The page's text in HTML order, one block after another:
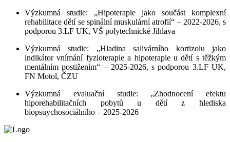
Výzkumná studie: „Hipoterapie jako součást komplexní
rehabilitace dětí se spinální muskulární atrofií“ – 2022-2026, s
podporou 3.LF UK, VŠ polytechnické Jihlava
Výzkumná studie: „Hladina salivárního kortizolu jako
indikátor vnímání fyzioterapie a hipoterapie u dětí s těžkým
mentálním postižením“ – 2025-2026, s podporou 3.LF UK,
FN Motol, ČZU
Výzkumná evaluační studie: „Zhodnocení efektu
hiporehabilitačních pobytů u dětí z hlediska
biopsuychosociálního – 2025-2026